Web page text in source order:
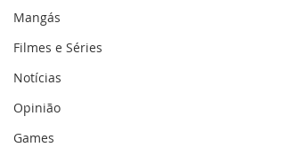
Mangás
Filmes e Séries
Notícias
Opinião
Games